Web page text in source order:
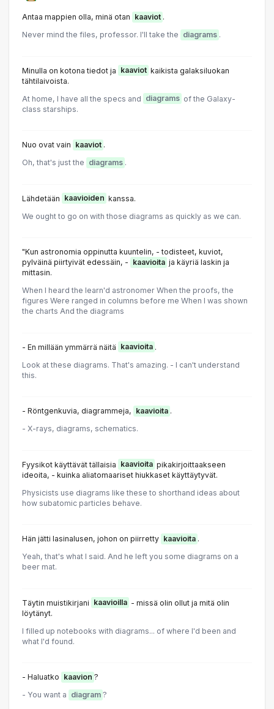
Antaa mappien olla, minä otan kaaviot .
Never mind the files, professor. I'll take the diagrams .
Minulla on kotona tiedot ja kaaviot kaikista galaksiluokan
tähtilaivoista.
At home, I have all the specs and diagrams of the Galaxy-
class starships.
Nuo ovat vain kaaviot .
Oh, that's just the diagrams .
Lähdetään kaavioiden kanssa.
We ought to go on with those diagrams as quickly as we can.
"Kun astronomia oppinutta kuuntelin, - todisteet, kuviot,
pylväinä piirtyivät edessäin, - kaavioita ja käyriä laskin ja
mittasin.
When I heard the learn'd astronomer When the proofs, the
figures Were ranged in columns before me When I was shown
the charts And the diagrams
- En millään ymmärrä näitä kaavioita .
Look at these diagrams. That's amazing. - I can't understand
this.
- Röntgenkuvia, diagrammeja, kaavioita .
- X-rays, diagrams, schematics.
Fyysikot käyttävät tällaisia kaavioita pikakirjoittaakseen
ideoita, - kuinka aliatomaariset hiukkaset käyttäytyvät.
Physicists use diagrams like these to shorthand ideas about
how subatomic particles behave.
Hän jätti lasinalusen, johon on piirretty kaavioita .
Yeah, that's what I said. And he left you some diagrams on a
beer mat.
Täytin muistikirjani kaavioilla - missä olin ollut ja mitä olin
löytänyt.
I filled up notebooks with diagrams... of where I'd been and
what I'd found.
- Haluatko kaavion ?
- You want a diagram ?